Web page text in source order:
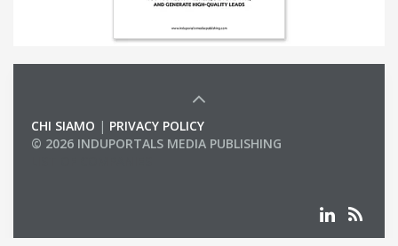
CHI SIAMO | PRIVACY POLICY
© 2026 INDUPORTALS MEDIA PUBLISHING